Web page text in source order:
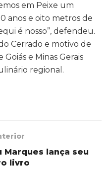
em Peixe um
anos e oito metros de
é nosso”, defendeu.
Cerrado e motivo de
e Minas Gerais
regional.
lança seu
livro